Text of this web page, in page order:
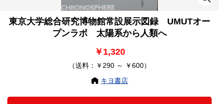
東京大学総合研究博物館常設展示図録 UMUTオー
プンラボ 太陽系から人類へ
￥1,320
（送料：￥290 ～ ￥600）
キヨ書店